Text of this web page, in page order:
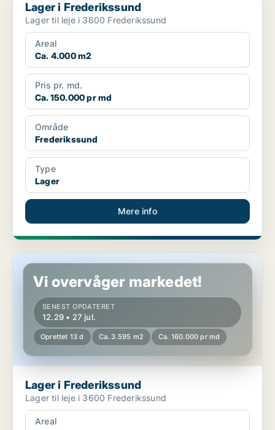
Lager i Frederikssund
Lager til leje i 3600 Frederikssund
Areal
Ca. 4.000 m2
Pris pr. md.
Ca. 150.000 pr md
Område
Frederikssund
Type
Lager
Mere info
Lager i Frederikssund
Vi overvåger markedet!
SENEST OPDATERET
12.29 • 27 jul.
Oprettet 13 d Ca. 3.595 m2 Ca. 160.000 pr md
Lager i Frederikssund
Lager til leje i 3600 Frederikssund
Areal